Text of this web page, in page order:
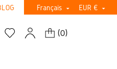
Français  EUR € 
(0)